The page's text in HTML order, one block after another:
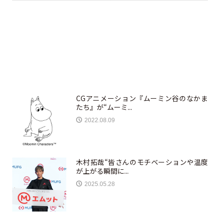
CGアニメーション『ムーミン谷のなかま
たち』が“ムーミ...
2022.08.09
木村拓哉“皆さんのモチベーションや温度
が上がる瞬間に...
2025.05.28